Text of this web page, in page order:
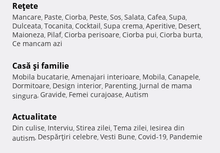
Reţete
Mancare, Paste, Ciorba, Peste, Sos, Salata, Cafea, Supa,
Dulceata, Tocanita, Cocktail, Supa crema, Aperitive, Desert,
Maioneza, Pilaf, Ciorba perisoare, Ciorba pui, Ciorba burta,
Ce mancam azi
Casă şi familie
Mobila bucatarie, Amenajari interioare, Mobila, Canapele,
Dormitoare, Design interior, Parenting, Jurnal de mama
singura, Gravide, Femei curajoase, Autism
Actualitate
Din culise, Interviu, Stirea zilei, Tema zilei, Iesirea din
autism, Despărţiri celebre, Vesti Bune, Covid-19, Pandemie